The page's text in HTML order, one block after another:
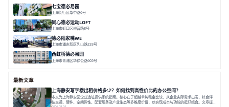
七宝德必易园
上海闵行区华中路6号
同心德必运动LOFT
上海市虹口区柳营路8号
德必陆家嘴WE
上海市浦东新区乳山路233号
西虹桥德必易园
上海市青浦区华徐公路605号
最新文章
上海静安写字楼出租价格多少？如何找到高性价比的办公空间？
本文为上海静安区企业选址提供系统指南。核心在于超越单纯租金比较，从企业实际需求出发，综合评
估交通、硬件、空间弹性、配套服务及产业生态等多维度价值，以实现成本与功能的挺好组合。文章提